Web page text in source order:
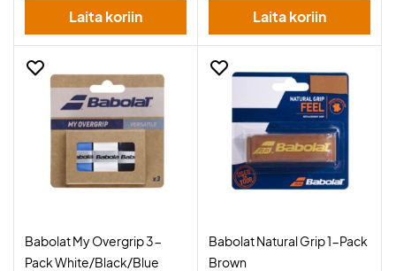
Laita koriin Laita koriin
Babolat My Overgrip 3-
Pack White/Black/Blue
Babolat Natural Grip 1-Pack
Brown